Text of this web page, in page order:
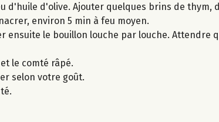
d'huile d'olive. Ajouter quelques brins de thym,
environ 5 min à feu moyen.
ensuite le bouillon louche par louche. Attendre
le comté râpé.
selon votre goût.